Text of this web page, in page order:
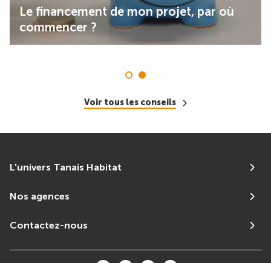
Le financement de mon projet, par où
commencer ?
Voir tous les conseils
L'univers Tanais Habitat
Nos agences
Contactez-nous